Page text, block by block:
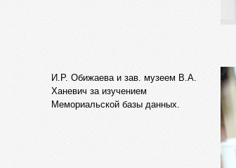
И.Р. Обижаева и зав. музеем В.А.
Ханевич за изучением
Мемориальской базы данных.